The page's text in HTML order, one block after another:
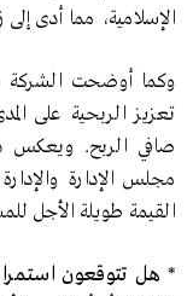
الإسلامية، مما أدى إلى
وكما أوضحت الشركة
تعزيز الربحية على
صافي الربح. ويعكس
مجلس الإدارة
القيمة طويلة الأجل
* هل تتوقعون